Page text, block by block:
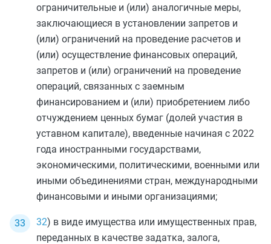
ограничительные и (или) аналогичные меры,
заключающиеся в установлении запретов и
(или) ограничений на проведение расчетов и
(или) осуществление финансовых операций,
запретов и (или) ограничений на проведение
операций, связанных с заемным
финансированием и (или) приобретением либо
отчуждением ценных бумаг (долей участия в
уставном капитале), введенные начиная с 2022
года иностранными государствами,
экономическими, политическими, военными или
иными объединениями стран, международными
финансовыми и иными организациями;
32) в виде имущества или имущественных прав,
переданных в качестве задатка, залога,